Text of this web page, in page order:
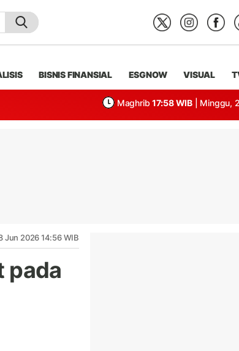
BISNIS FINANSIAL ESGNOW VISUAL
Maghrib 17:58 WIB | Minggu,
Jun 2026 14:56 WIB
pada